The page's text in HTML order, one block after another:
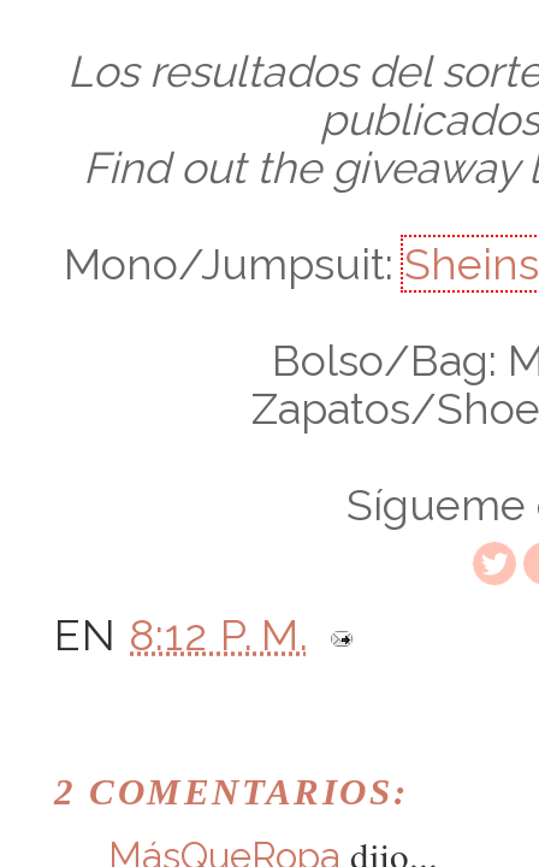
Los resultados del
Find out the
Mono/Jumpsuit:
Bolso/Bag:
Zapatos/
EN 8:12 P. M.
2 COMENTARIOS:
MásQueRopa dijo...